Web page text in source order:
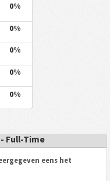
0%
0%
0%
0%
0%
Full-Time
eens het